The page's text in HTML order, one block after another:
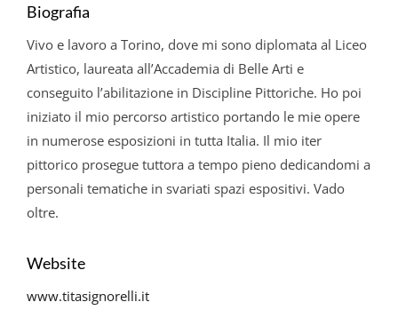
Biografia
Vivo e lavoro a Torino, dove mi sono diplomata al Liceo
Artistico, laureata all’Accademia di Belle Arti e
conseguito l’abilitazione in Discipline Pittoriche. Ho poi
iniziato il mio percorso artistico portando le mie opere
in numerose esposizioni in tutta Italia. Il mio iter
pittorico prosegue tuttora a tempo pieno dedicandomi a
personali tematiche in svariati spazi espositivi. Vado
oltre.
Website
www.titasignorelli.it